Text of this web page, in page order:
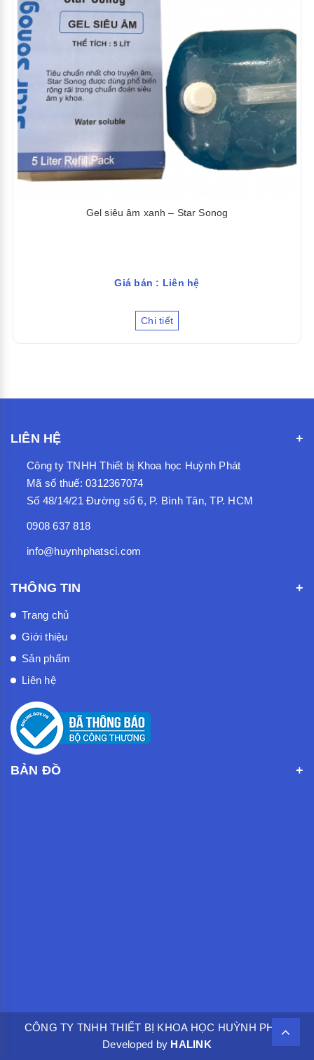
Gel siêu âm xanh – Star Sonog
Giá bán : Liên hệ
Chi tiết
LIÊN HỆ
Công ty TNHH Thiết bị Khoa học Huỳnh Phát
Mã số thuế: 0312367074
Số 48/14/21 Đường số 6, P. Bình Tân, TP. HCM
0908 637 818
info@huynhphatsci.com
THÔNG TIN
Trang chủ
Giới thiệu
Sản phẩm
Liên hệ
BẢN ĐỒ
CÔNG TY TNHH THIẾT BỊ KHOA HỌC HUỲNH PHÁT.
Developed by HALINK